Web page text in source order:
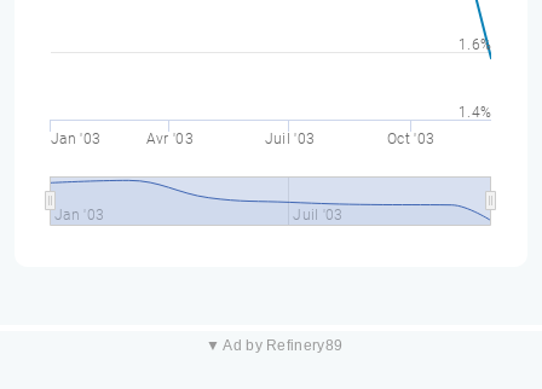
Jan '03 Avr '03 Juil '03 Oct '03
Jan '03 Juil '03
1.4%
1.6%
▼ Ad by Refinery89